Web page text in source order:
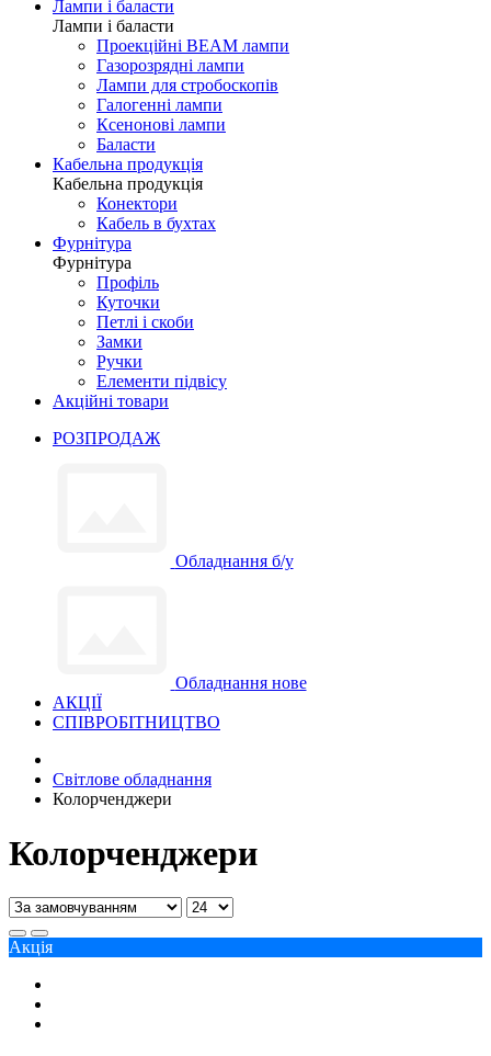
Лампи і баласти
Лампи і баласти
Проекційні BEAM лампи
Газорозрядні лампи
Лампи для стробоскопів
Галогенні лампи
Ксенонові лампи
Баласти
Кабельна продукція
Кабельна продукція
Конектори
Кабель в бухтах
Фурнітура
Фурнітура
Профіль
Куточки
Петлі і скоби
Замки
Ручки
Елементи підвісу
Акційні товари
РОЗПРОДАЖ
Обладнання б/у
Обладнання нове
АКЦІЇ
СПІВРОБІТНИЦТВО
Світлове обладнання
Колорченджери
Колорченджери
Акція